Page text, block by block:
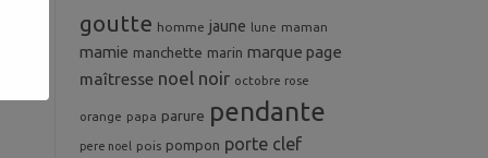
goutte homme jaune lune maman
mamie manchette marin marque page
maîtresse noel noir octobre rose
orange papa parure pendante
pere noel pois pompon porte clef